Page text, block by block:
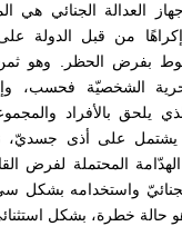
العدالة الجنائي هي
من قبل الدولة
بفرض الحظر. وهو
الشخصيّة فحسب،
يلحق بالأفراد
يشتمل على أذى جسديّ،
المحتملة لفرض
واستخدامه بشكل
حالة خطرة، بشكل